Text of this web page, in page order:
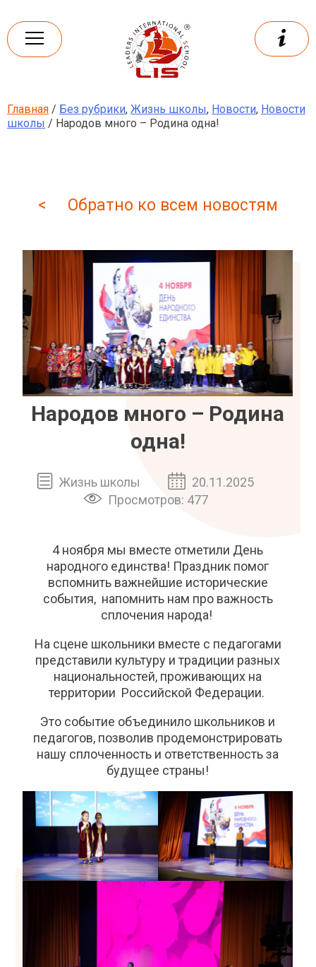
content
Leaders
International school
Главная / Без рубрики, Жизнь школы, Новости, Новости
школы / Народов много – Родина одна!
< Обратно ко всем новостям
Народов много – Родина
одна!
Жизнь школы
20.11.2025
Просмотров: 477
4 ноября мы вместе отметили День
народного единства! Праздник помог
вспомнить важнейшие исторические
события, напомнить нам про важность
сплочения народа!
На сцене школьники вместе с педагогами
представили культуру и традиции разных
национальностей, проживающих на
территории Российской Федерации.
Это событие объединило школьников и
педагогов, позволив продемонстрировать
нашу сплоченность и ответственность за
будущее страны!